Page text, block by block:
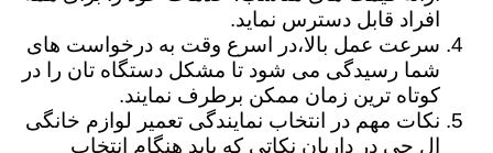
افراد قابل دسترس نماید.
سرعت عمل بالا،در اسرع وقت به درخواست های
شما رسیدگی می شود تا مشکل دستگاه تان را در
کوتاه ترین زمان ممکن برطرف نمایند.
نکات مهم در انتخاب نمایندگی تعمیر لوازم خانگی
ال جی در داریان نکاتی که باید هنگام انتخاب